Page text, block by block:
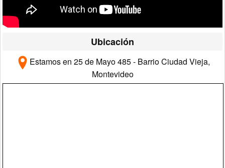
Ubicación
Estamos en 25 de Mayo 485 - Barrio Ciudad Vieja,
Montevideo